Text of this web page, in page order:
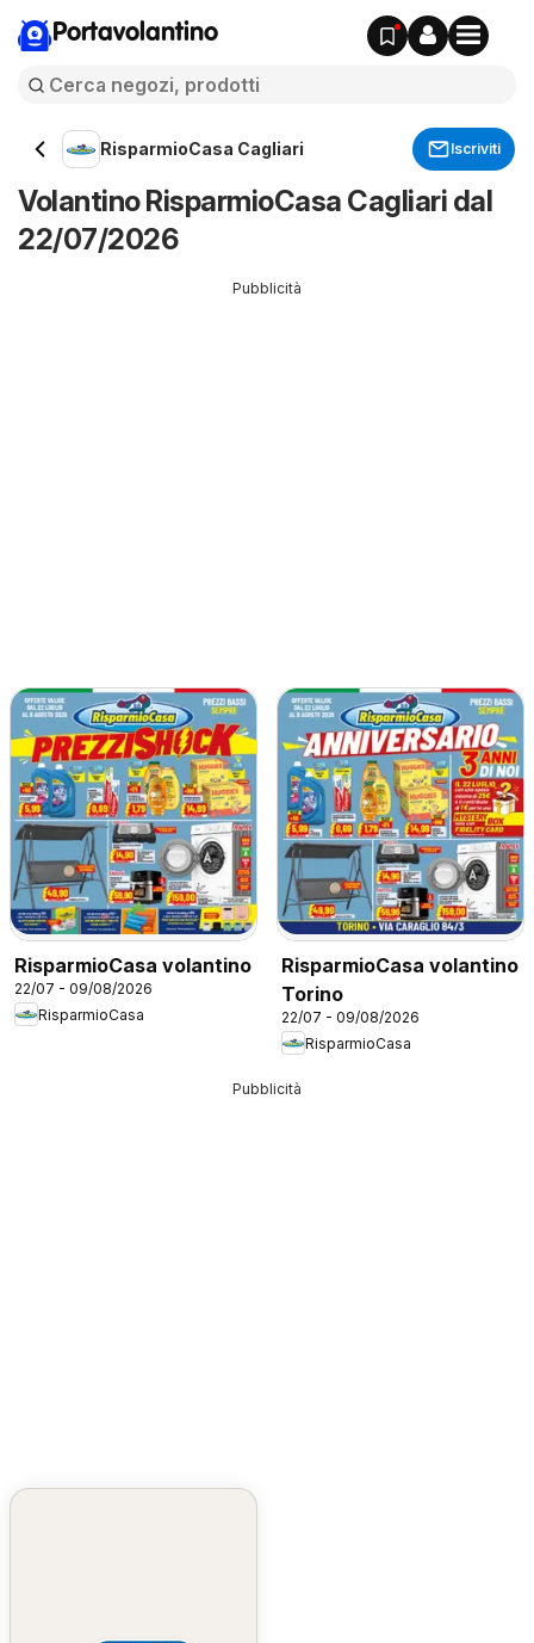
Portavolantino
RisparmioCasa Cagliari Iscriviti
Volantino RisparmioCasa Cagliari dal
22/07/2026
Pubblicità
RisparmioCasa volantino
22/07 - 09/08/2026
RisparmioCasa
RisparmioCasa volantino
Torino
22/07 - 09/08/2026
RisparmioCasa
Pubblicità